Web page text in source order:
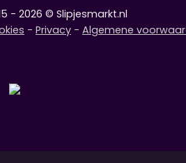
- 2026 © Slipjesmarkt.nl
- Privacy - Algemene